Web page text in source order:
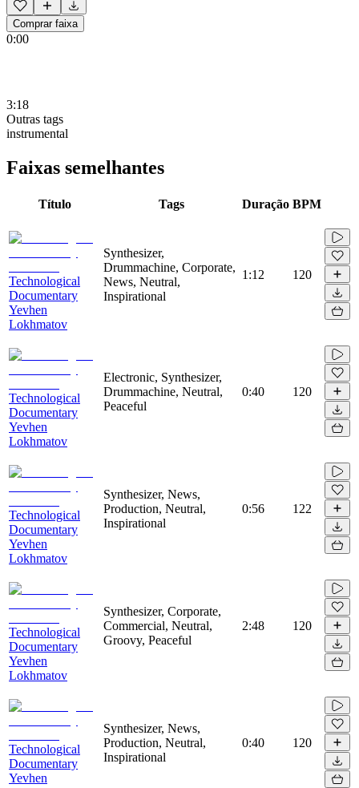
Comprar faixa
0:00
3:18
Outras tags
instrumental
Faixas semelhantes
Título Tags Duração BPM
Technological
Documentary
Yevhen
Lokhmatov
Synthesizer,
Drummachine, Corporate,
News, Neutral,
Inspirational
1:12 120
Technological
Documentary
Yevhen
Lokhmatov
Electronic, Synthesizer,
Drummachine, Neutral,
Peaceful
0:40 120
Technological
Documentary
Yevhen
Lokhmatov
Synthesizer, News,
Production, Neutral,
Inspirational
0:56 122
Technological
Documentary
Yevhen
Lokhmatov
Synthesizer, Corporate,
Commercial, Neutral,
Groovy, Peaceful
2:48 120
Technological
Documentary
Yevhen
Synthesizer, News,
Production, Neutral,
Inspirational
0:40 120